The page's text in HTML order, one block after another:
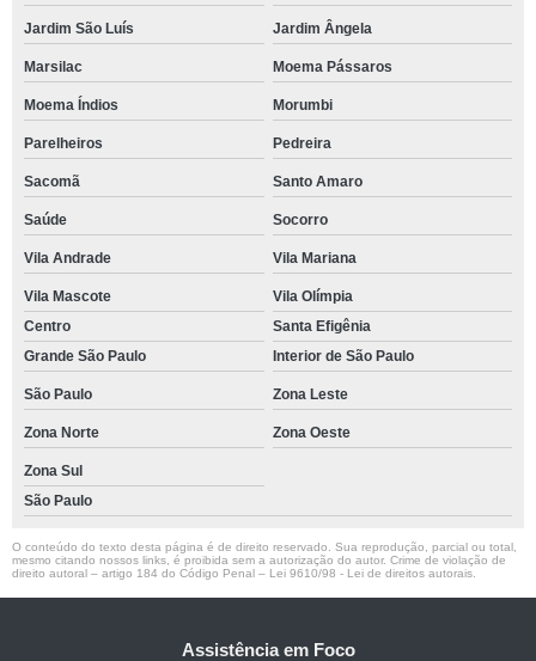
Jardim São Luís Jardim Ângela
Marsilac Moema Pássaros
Moema Índios Morumbi
Parelheiros Pedreira
Sacomã Santo Amaro
Saúde Socorro
Vila Andrade Vila Mariana
Vila Mascote
Vila Olímpia
Centro
Santa Efigênia
Grande São Paulo
Interior de São Paulo
São Paulo Zona Leste
Zona Norte Zona Oeste
Zona Sul
São Paulo
O conteúdo do texto desta página é de direito reservado. Sua reprodução, parcial ou total,
mesmo citando nossos links, é proibida sem a autorização do autor. Crime de violação de
direito autoral – artigo 184 do Código Penal – Lei 9610/98 - Lei de direitos autorais
Assistência em Foco